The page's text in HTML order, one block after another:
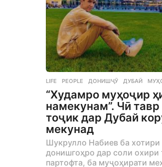
LIFE ,PEOPLE ДОНИШҶӮ ,ДУБАЙ ,
“Худамро муҳоҷир
намекунам”. Чӣ
тоҷик дар Дубай
мекунад
Шукрулло Набиев ба
донишгоҳро дар соли охири
партофта, ба муҷоҳирати